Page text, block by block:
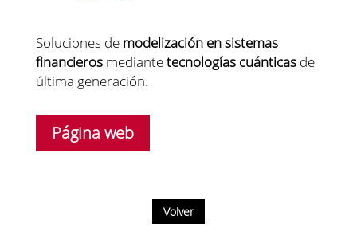
Soluciones de modelización en sistemas
financierosmediantetecnologías cuánticasde
última generación.
Página web
Volver